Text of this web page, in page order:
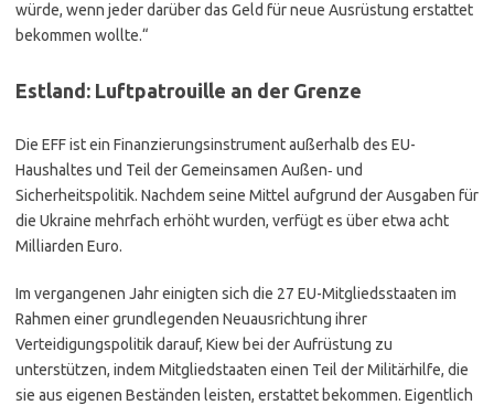
würde, wenn jeder darüber das Geld für neue Ausrüstung erstattet
bekommen wollte.“
Estland: Luftpatrouille an der Grenze
Die EFF ist ein Finanzierungsinstrument außerhalb des EU-
Haushaltes und Teil der Gemeinsamen Außen‑ und
Sicherheitspolitik. Nachdem seine Mittel aufgrund der Ausgaben für
die Ukraine mehrfach erhöht wurden, verfügt es über etwa acht
Milliarden Euro.
Im vergangenen Jahr einigten sich die 27 EU-Mitgliedsstaaten im
Rahmen einer grundlegenden Neuausrichtung ihrer
Verteidigungspolitik darauf, Kiew bei der Aufrüstung zu
unterstützen, indem Mitgliedstaaten einen Teil der Militärhilfe, die
sie aus eigenen Beständen leisten, erstattet bekommen. Eigentlich